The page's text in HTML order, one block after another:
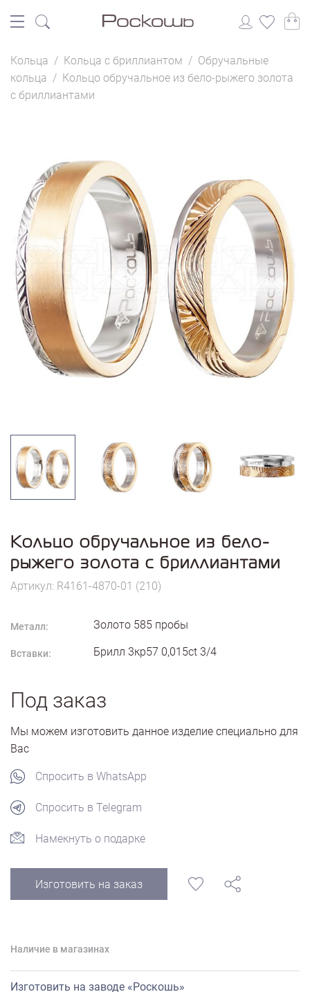
Кольца / Кольца с бриллиантом / Обручальные
кольца / Кольцо обручальное из бело-рыжего золота
с бриллиантами
Кольцо обручальное из бело-
рыжего золота с бриллиантами
Артикул: R4161-4870-01 (210)
Металл: Золото 585 пробы
Вставки: Брилл 3кр57 0,015ct 3/4
Под заказ
Мы можем изготовить данное изделие специально для
Вас
Спросить в WhatsApp
Спросить в Telegram
Намекнуть о подарке
Изготовить на заказ
Наличие в магазинах
Изготовить на заводе «Роскошь»